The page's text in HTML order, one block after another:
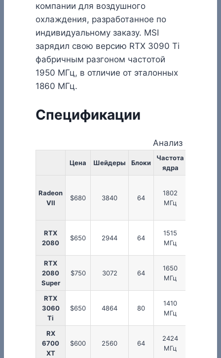
компании для воздушного
охлаждения, разработанное по
индивидуальному заказу. MSI
зарядил свою версию RTX 3090 Ti
фабричным разгоном частотой
1950 МГц, в отличие от эталонных
1860 МГц.
Спецификации
Анализ
Цена Шейдеры Блоки
Частота
ядра
Radeon
VII
$680 3840 64
1802
МГц
RTX
2080
$650 2944 64
1515
МГц
RTX
2080
Super
$750 3072 64
1650
МГц
RTX
3060
Ti
$650 4864 80
1410
МГц
RX
6700
XT
$600 2560 64
2424
МГц